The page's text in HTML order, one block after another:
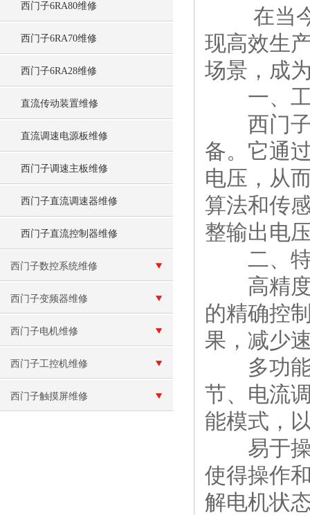
西门子6RA80维修
西门子6RA70维修
西门子6RA28维修
直流传动装置维修
直流调速电源板维修
西门子调速主板维修
西门子直流调速器维修
西门子直流控制器维修
西门子数控系统维修
西门子变频器维修
西门子电机维修
西门子工控机维修
西门子触摸屏维修
在当今
现高效生
场景，成
一、工
西门子
备。它通
电压，从
算法和传
整输出电
二、特
高精度
的精确控
果，减少
多功能
节、电流
能模式，
易于操
使得操作
解电机状